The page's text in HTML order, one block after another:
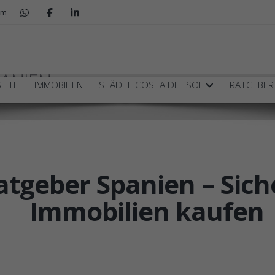
IMMOBILIEN STÄDTE COSTA DEL SOL RATGEBER
Spanien –
Immobilien kaufen